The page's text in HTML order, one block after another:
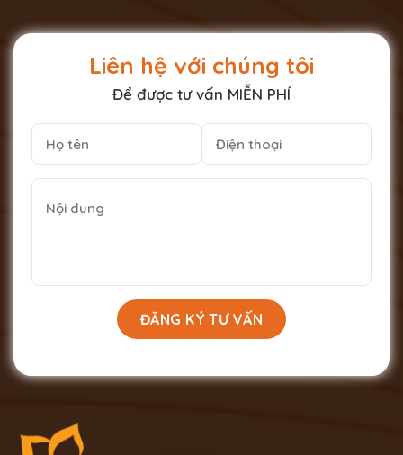
Liên hệ với chúng tôi
Để được tư vấn MIỄN PHÍ